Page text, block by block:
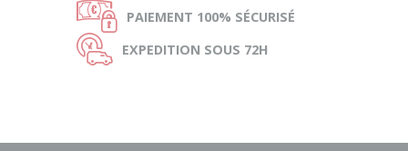
Ø PAIEMENT 100% SÉCURISÉ
Ù EXPEDITION SOUS 72H